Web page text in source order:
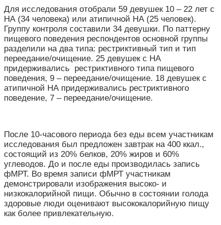
Для исследования отобрали 59 девушек 10 – 22 лет с
НА (34 человека) или атипичной НА (25 человек).
Группу контроля составили 34 девушки. По паттерну
пищевого поведения респондентов основной группы
разделили на два типа: рестриктивный тип и тип
переедание/очищение. 25 девушек с НА
придерживались рестриктивного типа пищевого
поведения, 9 – переедание/очищение. 18 девушек с
атипичной НА придерживались рестриктивного
поведение, 7 – переедание/очищение.
После 10-часового периода без еды всем участникам
исследования был предложен завтрак на 400 ккал.,
состоящий из 20% белков, 20% жиров и 60%
углеводов. До и после еды производилась запись
фМРТ. Во время записи фМРТ участникам
демонстрировали изображения высоко- и
низкокалорийной пищи. Обычно в состоянии голода
здоровые люди оценивают высококалорийную пищу
как более привлекательную.